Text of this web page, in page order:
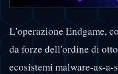
L'operazione Endgame,
da forze dell'ordine di
ecosistemi malware-as-